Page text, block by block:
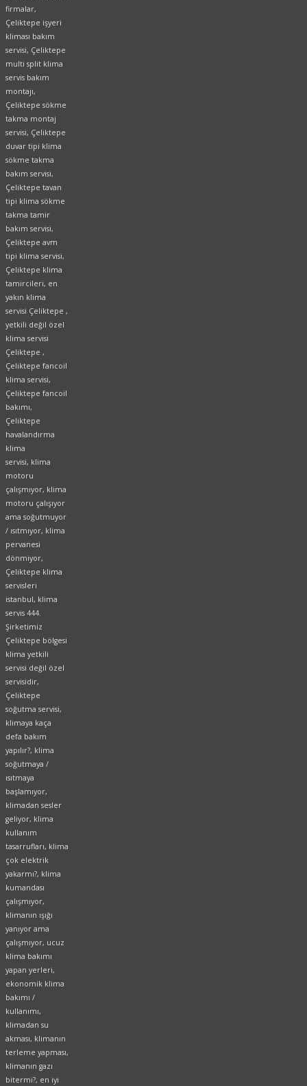
firmalar,
Çeliktepe işyeri
kliması bakım
servisi, Çeliktepe
multi split klima
servis bakım
montajı,
Çeliktepe sökme
takma montaj
servisi, Çeliktepe
duvar tipi klima
sökme takma
bakım servisi,
Çeliktepe tavan
tipi klima sökme
takma tamir
bakım servisi,
Çeliktepe avm
tipi klima servisi,
Çeliktepe klima
tamircileri, en
yakın klima
servisi Çeliktepe ,
yetkili değil özel
klima servisi
Çeliktepe ,
Çeliktepe fancoil
klima servisi,
Çeliktepe fancoil
bakımı,
Çeliktepe
havalandırma
klima
servisi, klima
motoru
çalışmıyor, klima
motoru çalışıyor
ama soğutmuyor
/ ısıtmıyor, klima
pervanesi
dönmiyor,
Çeliktepe klima
servisleri
istanbul, klima
servis 444.
Şirketimiz
Çeliktepe bölgesi
klima yetkili
servisi değil özel
servisidir,
Çeliktepe
soğutma servisi,
klimaya kaça
defa bakım
yapılır?, klima
soğutmaya /
ısıtmaya
başlamıyor,
klimadan sesler
geliyor, klima
kullanım
tasarrufları, klima
çok elektrik
yakarmı?, klima
kumandası
çalışmıyor,
klimanın ışığı
yanıyor ama
çalışmıyor, ucuz
klima bakımı
yapan yerleri,
ekonomik klima
bakımı /
kullanımı,
klimadan su
akması, klimanın
terleme yapması,
klimanın gazı
bitermi?, en iyi